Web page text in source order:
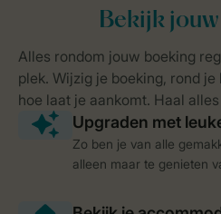
Zo ben je van alle
alleen maar te genieten